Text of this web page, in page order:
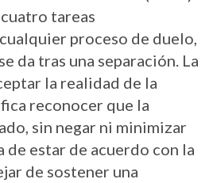
tareas
proceso de duelo,
da tras una separación. La
la realidad de la
reconocer que la
sin negar ni minimizar
de estar de acuerdo con la
de sostener una